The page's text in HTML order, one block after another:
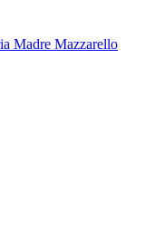
Madre Mazzarello